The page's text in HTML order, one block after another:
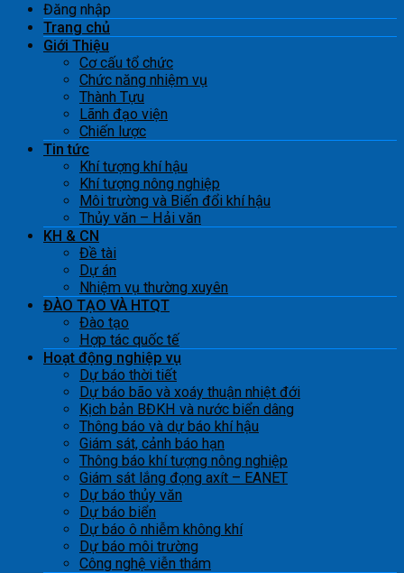
Đăng nhập
Trang chủ
Giới Thiệu
Cơ cấu tổ chức
Chức năng nhiệm vụ
Thành Tựu
Lãnh đạo viện
Chiến lược
Tin tức
Khí tượng khí hậu
Khí tượng nông nghiệp
Môi trường và Biến đổi khí hậu
Thủy văn – Hải văn
KH & CN
Đề tài
Dự án
Nhiệm vụ thường xuyên
ĐÀO TẠO VÀ HTQT
Đào tạo
Hợp tác quốc tế
Hoạt động nghiệp vụ
Dự báo thời tiết
Dự báo bão và xoáy thuận nhiệt đới
Kịch bản BĐKH và nước biển dâng
Thông báo và dự báo khí hậu
Giám sát, cảnh báo hạn
Thông báo khí tượng nông nghiệp
Giám sát lắng đọng axít – EANET
Dự báo thủy văn
Dự báo biển
Dự báo ô nhiễm không khí
Dự báo môi trường
Công nghệ viễn thám